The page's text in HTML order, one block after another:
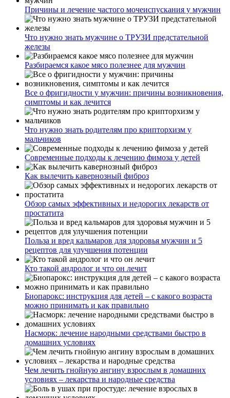
Причины и лечение частого мочеиспускания у мужчин
Что нужно знать мужчине о ТРУЗИ предстательной
железы
Разбираемся какое мясо полезнее для мужчин
Все о фригидности у мужчин: причины возникновения,
симптомы и как лечится
Что нужно знать родителям про крипторхизм у
мальчиков
Современные подходы к лечению фимоза у детей
Как вылечить кавернозный фиброз
Обзор самых эффективных и недорогих лекарств от
простатита
Польза и вред кальмаров для здоровья мужчин и 5
рецептов для улучшения потенции
Кто такой андролог и что он лечит
Биопарокс: инструкция для детей – с какого возраста
можно принимать и как правильно
Насморк: лечение народными средствами быстро в
домашних условиях
Чем лечить гнойную ангину взрослым в домашних
условиях – лекарства и народные средства